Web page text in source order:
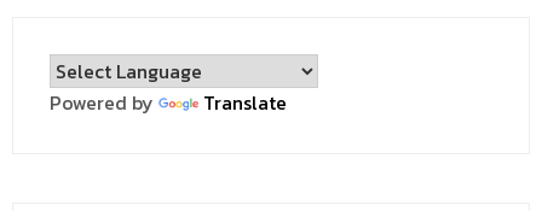
Powered by Translate